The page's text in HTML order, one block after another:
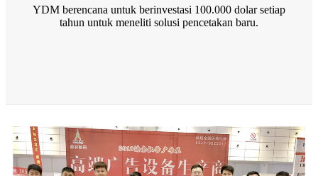
YDM berencana untuk berinvestasi 100.000 dolar setiap
tahun untuk meneliti solusi pencetakan baru.